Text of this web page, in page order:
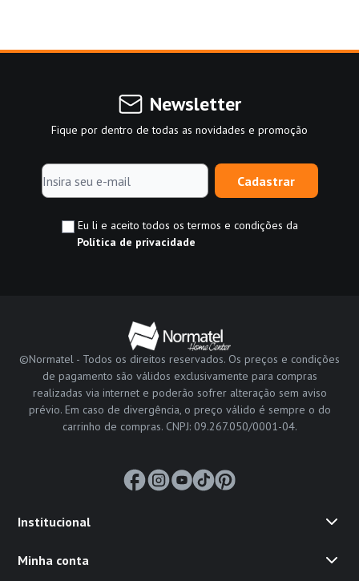
Newsletter
Fique por dentro de todas as novidades e promoção
Cadastrar
Eu li e aceito todos os termos e condições da
Política de privacidade
©Normatel - Todos os direitos reservados. Os preços e condições
de pagamento são válidos exclusivamente para compras
realizadas via internet e poderão sofrer alteração sem aviso
prévio. Em caso de divergência, o preço válido é sempre o do
carrinho de compras. CNPJ: 09.267.050/0001-04.
Institucional
Minha conta